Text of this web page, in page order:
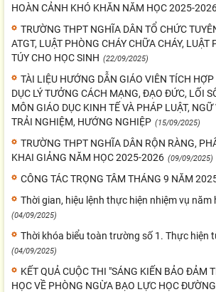
HOÀN CẢNH KHÓ KHĂN NĂM HỌC 2025-
TRƯỜNG THPT NGHĨA DÂN TỔ CHỨC
ATGT, LUẬT PHÒNG CHÁY CHỮA CHÁY, LUẬT
TÚY CHO HỌC SINH (22/09/2025)
TÀI LIỆU HƯỚNG DẪN GIÁO VIÊN TÍCH
DỤC LÝ TƯỞNG CÁCH MẠNG, ĐẠO ĐỨC, LỐI
MÔN GIÁO DỤC KINH TẾ VÀ PHÁP LUẬT,
TRẢI NGHIỆM, HƯỚNG NGHIỆP (15/09/2025)
TRƯỜNG THPT NGHĨA DÂN RỘN RÀNG,
KHAI GIẢNG NĂM HỌC 2025-2026 (09/09/2025)
CÔNG TÁC TRỌNG TÂM THÁNG 9 NĂM
Thời gian, hiệu lệnh thực hiện nhiệm vụ năm
(04/09/2025)
Thời khóa biểu toàn trường số 1. Thực hiện
(04/09/2025)
KẾT QUẢ CUỘC THI "SÁNG KIẾN BẢO ĐẢM
HỌC VỀ PHÒNG NGỪA BẠO LỰC HỌC